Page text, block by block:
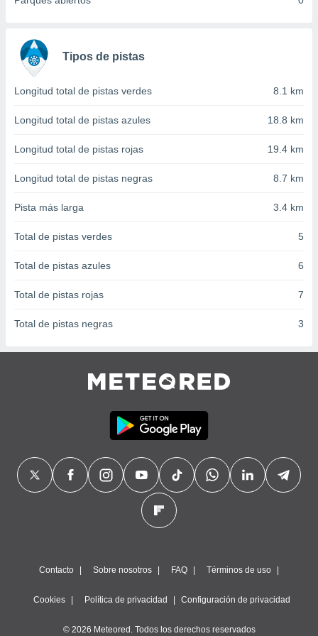
e
mediante
publicidad
1199
Tipos de pistas
Longitud total de pistas verdes 8.1 km
Longitud total de pistas azules 18.8 km
Longitud total de pistas rojas 19.4 km
Longitud total de pistas negras 8.7 km
Pista más larga 3.4 km
Total de pistas verdes 5
Total de pistas azules 6
Total de pistas rojas 7
Total de pistas negras 3
Contacto Sobre nosotros FAQ Términos de uso
Cookies Política de privacidad Configuración de privacidad
© 2026 Meteored. Todos los derechos reservados